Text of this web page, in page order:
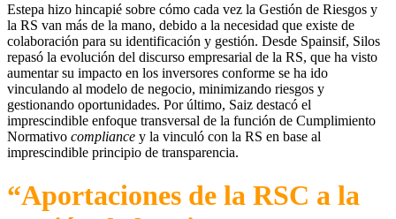
Estepa hizo hincapié sobre cómo cada vez la Gestión de Riesgos y
la RS van más de la mano, debido a la necesidad que existe de
colaboración para su identificación y gestión. Desde Spainsif, Silos
repasó la evolución del discurso empresarial de la RS, que ha visto
aumentar su impacto en los inversores conforme se ha ido
vinculando al modelo de negocio, minimizando riesgos y
gestionando oportunidades. Por último, Saiz destacó el
imprescindible enfoque transversal de la función de Cumplimiento
Normativo compliance y la vinculó con la RS en base al
imprescindible principio de transparencia.
“Aportaciones de la RSC a la